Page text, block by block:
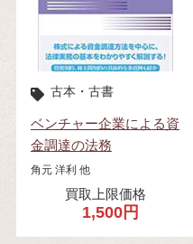
古本・古書
ベンチャー企業による資
金調達の法務
角元 洋利 他
買取上限価格
1,500円